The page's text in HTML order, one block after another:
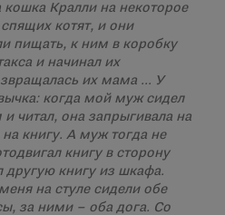
кошка Кралли на некоторое
котят, и они
пищать, к ним в коробку
и начинал их
их мама … У
когда мой муж сидел
читал, она запрыгивала на
книгу. А муж тогда не
книгу в сторону
другую книгу из шкафа.
на стуле сидели обе
за ними – оба дога. Со